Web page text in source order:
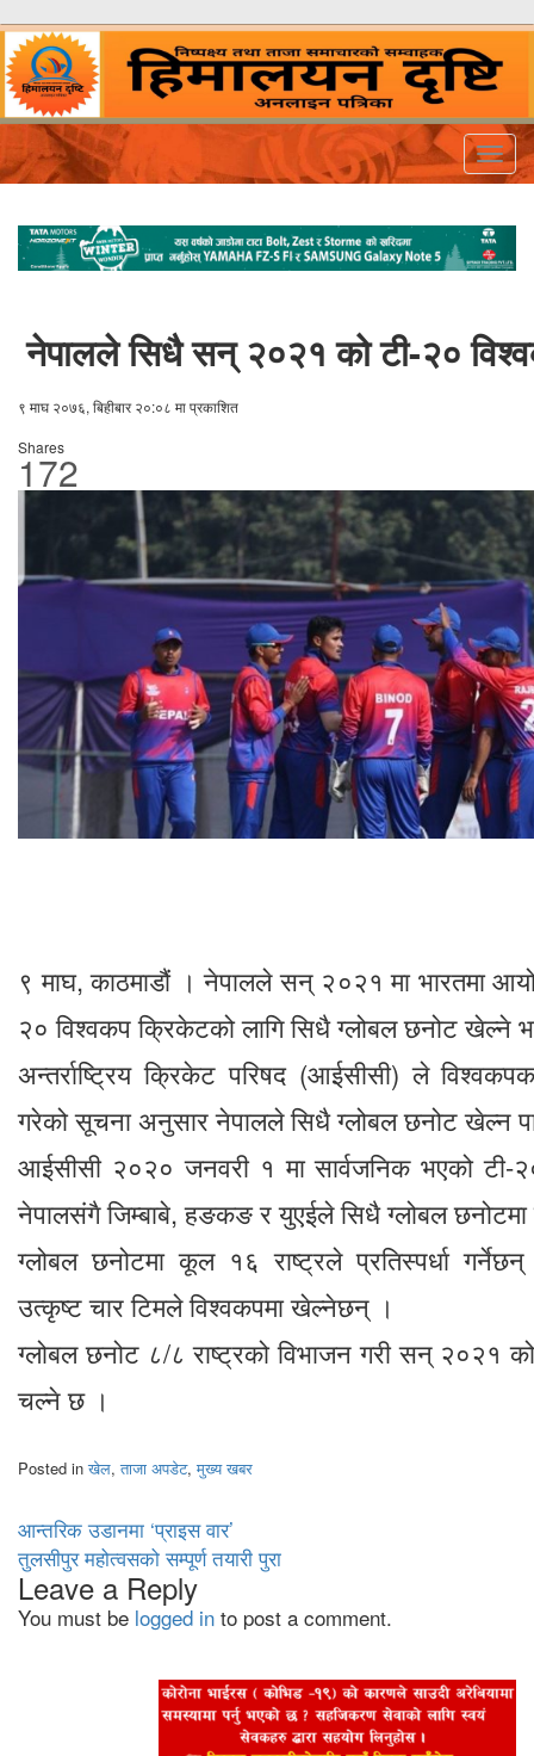
नेपालले सिधै सन् २०२१ को टी-२०
९ माघ २०७६, बिहीबार २०:०८ मा प्रकाशित
Shares
172
९ माघ, काठमाडौं । नेपालले सन् २०२१ मा भारतमा
२० विश्वकप क्रिकेटको लागि सिधै ग्लोबल छनोट खेल्ने
अन्तर्राष्ट्रिय क्रिकेट परिषद (आईसीसी) ले
गरेको सूचना अनुसार नेपालले सिधै ग्लोबल छनोट खेल्न
आईसीसी २०२० जनवरी १ मा सार्वजनिक भएको टी-
नेपालसंगै जिम्बाबे, हङकङ र युएईले सिधै ग्लोबल
ग्लोबल छनोटमा कूल १६ राष्ट्रले प्रतिस्पर्धा
उत्कृष्ट चार टिमले विश्वकपमा खेल्नेछन् ।
ग्लोबल छनोट ८/८ राष्ट्रको विभाजन गरी सन् २०२१
चल्ने छ ।
Posted inखेल,ताजा अपडेट,मुख्य खबर
Post
navigation
आन्तरिक उडानमा ‘प्राइस वार’
तुलसीपुर महोत्वसको सम्पूर्ण तयारी पुरा
Leave a Reply
You must be logged in to post a comment.